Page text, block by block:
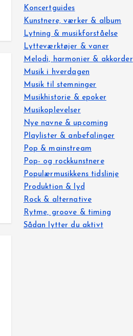
Koncertguides
Kunstnere, værker & album
Lytning & musikforståelse
Lytteværktøjer & vaner
Melodi, harmonier & akkorder
Musik i hverdagen
Musik til stemninger
Musikhistorie & epoker
Musikoplevelser
Nye navne & upcoming
Playlister & anbefalinger
Pop & mainstream
Pop- og rockkunstnere
Populærmusikkens tidslinje
Produktion & lyd
Rock & alternative
Rytme, groove & timing
Sådan lytter du aktivt